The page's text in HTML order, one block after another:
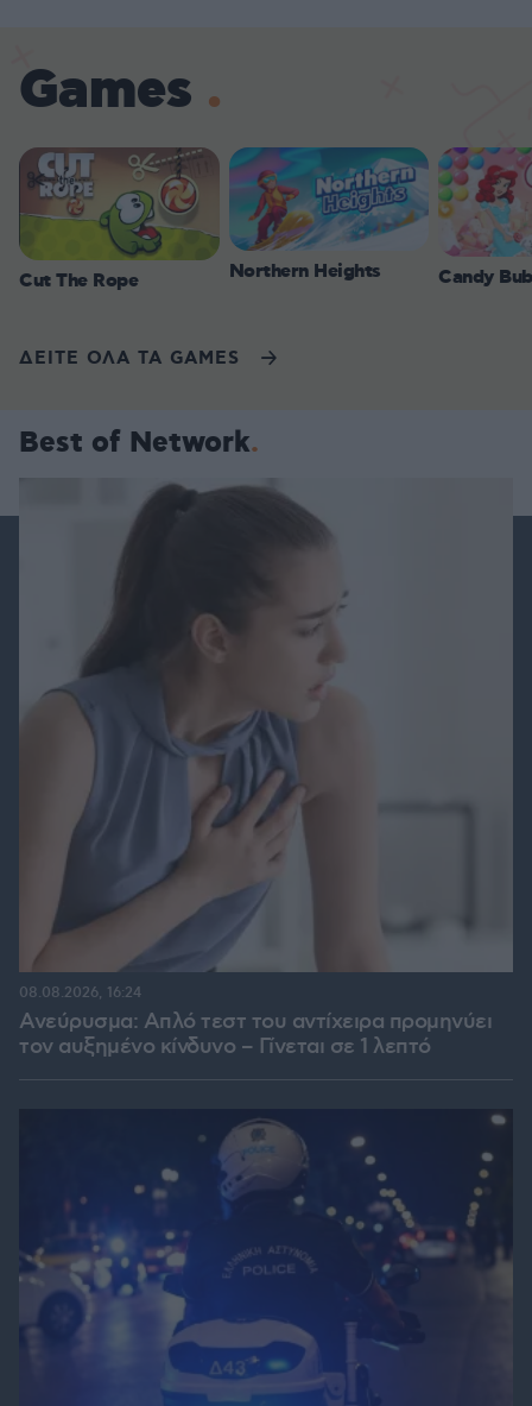
Games
Cut The Rope Northern Heights Candy
ΔΕΙΤΕ ΟΛΑ ΤΑ GAMES
Best of Network
Ανεύρυσμα: Απλό τεστ του αντίχειρα προμηνύει
τον αυξημένο κίνδυνο – Γίνεται σε 1 λεπτό
08.08.2026, 16:24